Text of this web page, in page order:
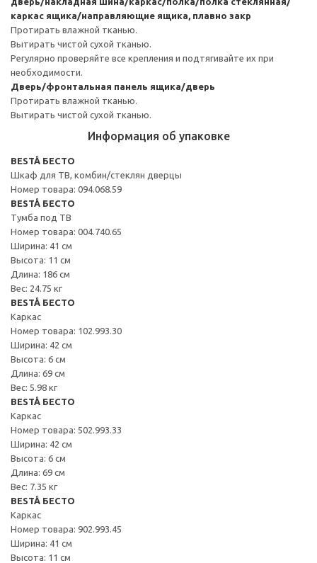
каркас ящика/направляющие ящика, плавно закр
Протирать влажной тканью.
Вытирать чистой сухой тканью.
Регулярно проверяйте все крепления и подтягивайте их при
необходимости.
Дверь/фронтальная панель ящика/дверь
Протирать влажной тканью.
Вытирать чистой сухой тканью.
Информация об упаковке
BESTÅ БЕСТО
Шкаф для ТВ, комбин/стеклян дверцы
Номер товара: 094.068.59
BESTÅ БЕСТО
Тумба под ТВ
Номер товара: 004.740.65
Ширина: 41 см
Высота: 11 см
Длина: 186 см
Вес: 24.75 кг
BESTÅ БЕСТО
Каркас
Номер товара: 102.993.30
Ширина: 42 см
Высота: 6 см
Длина: 69 см
Вес: 5.98 кг
BESTÅ БЕСТО
Каркас
Номер товара: 502.993.33
Ширина: 42 см
Высота: 6 см
Длина: 69 см
Вес: 7.35 кг
BESTÅ БЕСТО
Каркас
Номер товара: 902.993.45
Ширина: 41 см
Высота: 11 см